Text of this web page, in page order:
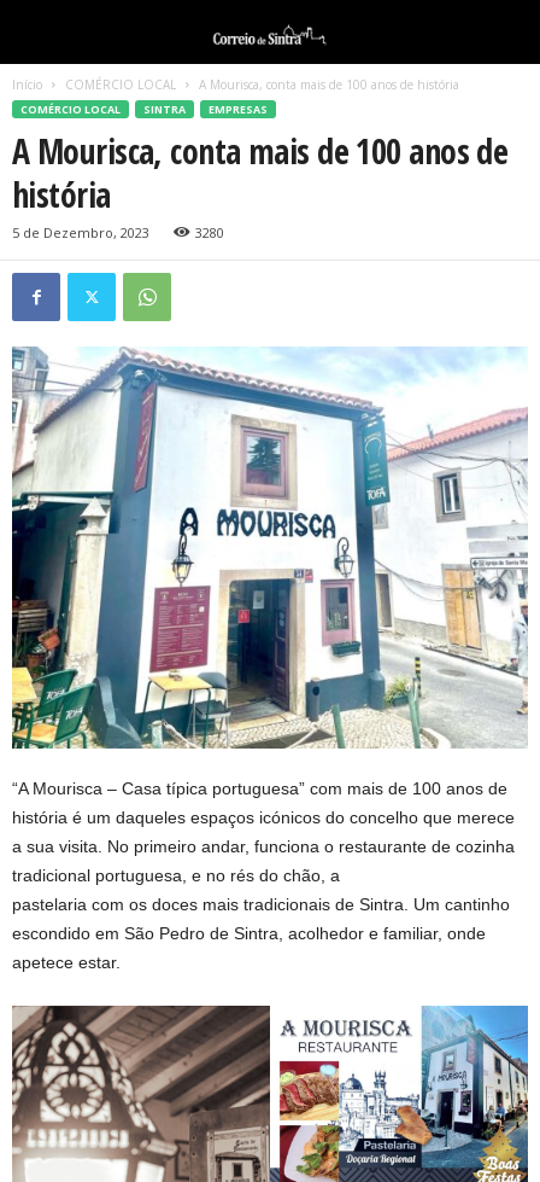
Início COMÉRCIO LOCAL A Mourisca, conta mais de 100 anos de história
COMÉRCIO LOCAL SINTRA EMPRESAS
A Mourisca, conta mais de 100 anos de
história
5 de Dezembro, 2023 3280
“A Mourisca – Casa típica portuguesa” com mais de 100 anos de
história é um daqueles espaços icónicos do concelho que merece
a sua visita. No primeiro andar, funciona o restaurante de cozinha
tradicional portuguesa, e no rés do chão, a
pastelaria com os doces mais tradicionais de Sintra. Um cantinho
escondido em São Pedro de Sintra, acolhedor e familiar, onde
apetece estar.